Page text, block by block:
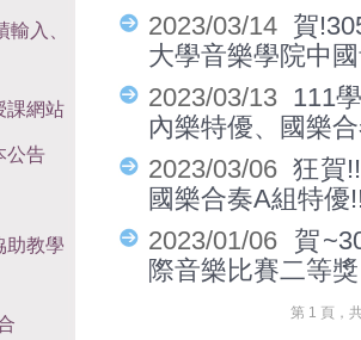
輸入、
課網站
公告
助教學
2023/03/14 賀
大學音樂學院中
2023/03/13 111
內樂特優、國樂
2023/03/06狂賀
國樂合奏A組特
2023/01/06 賀
際音樂比賽二等
第 1 頁，